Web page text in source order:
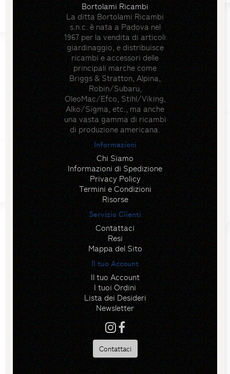
Bortolami Ricambi
La ditta Bortolami Ricambi
s.n.c. è nata a Padova nel
1967 per la vendita di articoli
giardinaggio, e distribuisce
ricambi e accessori delle
principali marche come
Briggs & Stratton, Alpina,
Robin/Subaru,
OleoMac/Efco, Stihl/Viking,
Alko/Sigma, etc., ma anche
una vasta gamma di ricambi
di produzione americana.
Informazioni
Chi Siamo
Informazioni di Spedizione
Privacy Policy
Termini e Condizioni
Risorse
Servizio Clienti
Contattaci
Resi
Mappa del Sito
Il tuo Account
Il tuo Account
I tuoi Ordini
Lista dei Desideri
Newsletter
Contattaci